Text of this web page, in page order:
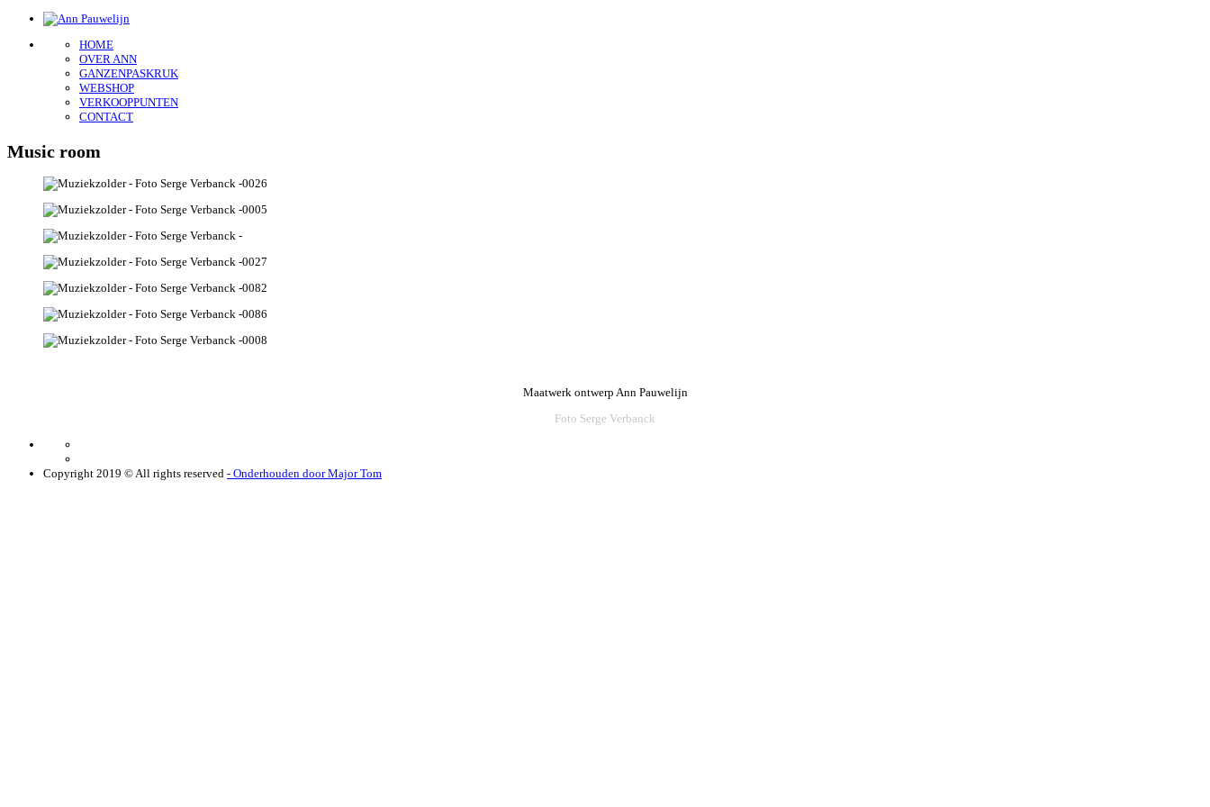
Interieurarchitect
HOME
OVER ANN
GANZENPASKRUK
WEBSHOP
VERKOOPPUNTEN
CONTACT
Music room
Maatwerk ontwerp Ann Pauwelijn
Foto Serge Verbanck
Copyright 2019 © All rights reserved - Onderhouden door Major Tom